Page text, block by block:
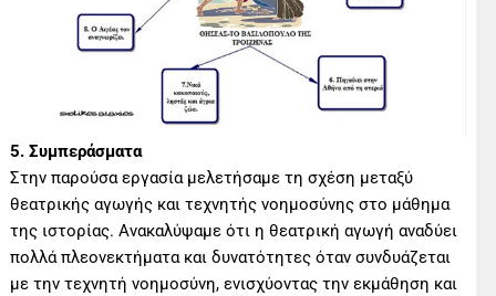
5. Συμπεράσματα
Στην παρούσα εργασία μελετήσαμε τη σχέση μεταξύ
θεατρικής αγωγής και τεχνητής νοημοσύνης στο μάθημα
της ιστορίας. Ανακαλύψαμε ότι η θεατρική αγωγή αναδύει
πολλά πλεονεκτήματα και δυνατότητες όταν συνδυάζεται
με την τεχνητή νοημοσύνη, ενισχύοντας την εκμάθηση και